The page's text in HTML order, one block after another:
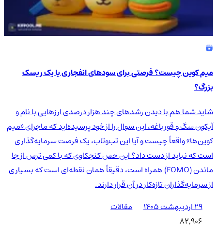
میم کوین چیست؟ فرصتی برای سودهای انفجاری یا یک ریسک
بزرگ؟
شاید شما هم با دیدن رشدهای چند هزار درصدی ارزهایی با نام و
آیکون سگ و قورباغه، این سوال را از خود پرسیده‌اید که ماجرای «میم
کوین‌ها» واقعاً چیست و آیا این تب‌وتاب، یک فرصت سرمایه‌گذاری
است که نباید از دست داد؟ این حس کنجکاوی که با کمی ترس از جا
ماندن (FOMO) همراه است، دقیقاً همان نقطه‌ای است که بسیاری
از سرمایه‌گذاران تازه‌کار در آن قرار دارند.
۲۹ اردیبهشت ۱۴۰۵
مقالات
82,906